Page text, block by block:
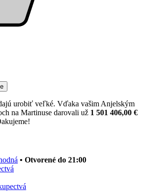
urobiť veľké. Vďaka vašim Anjelským
na Martinuse darovali už 1 501 406,00 €
• Otvorené do 21:00